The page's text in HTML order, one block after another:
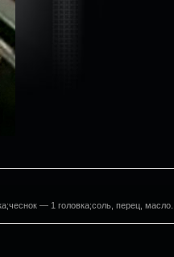
— 1 головка;соль, перец, масло.